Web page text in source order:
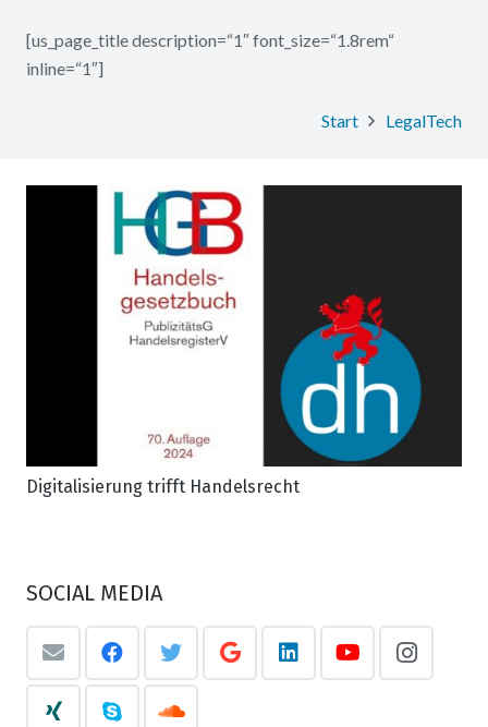
[us_page_title description=“1″ font_size=“1.8rem“
inline=“1″]
Start LegalTech
Digitalisierung trifft Handelsrecht
SOCIAL MEDIA